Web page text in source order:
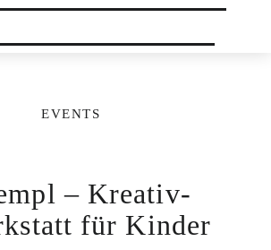
EVENTS
– Kreativ-
für Kinder